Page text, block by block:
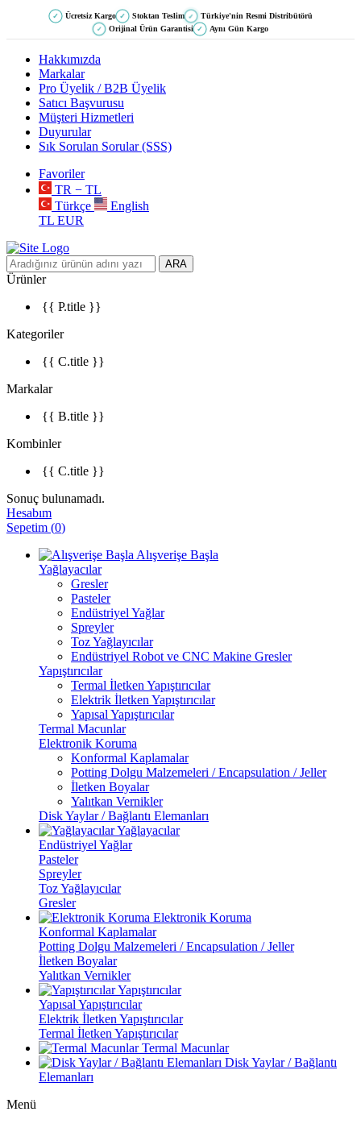
✓ Ücretsiz Kargo ✓ Stoktan Teslim ✓ Türkiye'nin Resmi Distribütörü
✓ Orijinal Ürün Garantisi ✓ Aynı Gün Kargo
Hakkımızda
Markalar
Pro Üyelik / B2B Üyelik
Satıcı Başvurusu
Müşteri Hizmetleri
Duyurular
Sık Sorulan Sorular (SSS)
Favoriler
TR − TL
Türkçe
English
TL EUR
ARA
Ürünler
{{ P.title }}
Kategoriler
{{ C.title }}
Markalar
{{ B.title }}
Kombinler
{{ C.title }}
Sonuç bulunamadı.
Hesabım
Sepetim (0)
Alışverişe Başla
Yağlayacılar
Gresler
Pasteler
Endüstriyel Yağlar
Spreyler
Toz Yağlayıcılar
Endüstriyel Robot ve CNC Makine Gresler
Yapıştırıcılar
Termal İletken Yapıştırıcılar
Elektrik İletken Yapıştırıcılar
Yapısal Yapıştırıcılar
Termal Macunlar
Elektronik Koruma
Konformal Kaplamalar
Potting Dolgu Malzemeleri / Encapsulation / Jeller
İletken Boyalar
Yalıtkan Vernikler
Disk Yaylar / Bağlantı Elemanları
Yağlayacılar
Endüstriyel Yağlar
Pasteler
Spreyler
Toz Yağlayıcılar
Gresler
Elektronik Koruma
Konformal Kaplamalar
Potting Dolgu Malzemeleri / Encapsulation / Jeller
İletken Boyalar
Yalıtkan Vernikler
Yapıştırıcılar
Yapısal Yapıştırıcılar
Elektrik İletken Yapıştırıcılar
Termal İletken Yapıştırıcılar
Termal Macunlar
Disk Yaylar / Bağlantı
Elemanları
Menü